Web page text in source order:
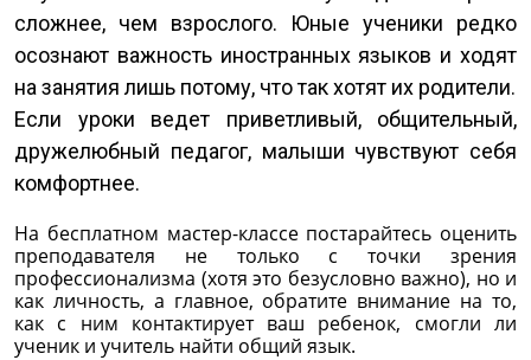
сложнее, чем взрослого. Юные ученики редко
осознают важность иностранных языков и ходят
на занятия лишь потому, что так хотят их родители.
Если уроки ведет приветливый, общительный,
дружелюбный педагог, малыши чувствуют себя
комфортнее.
На бесплатном мастер-классе постарайтесь оценить
преподавателя не только с точки зрения
профессионализма (хотя это безусловно важно), но и
как личность, а главное, обратите внимание на то,
как с ним контактирует ваш ребенок, смогли ли
ученик и учитель найти общий язык.